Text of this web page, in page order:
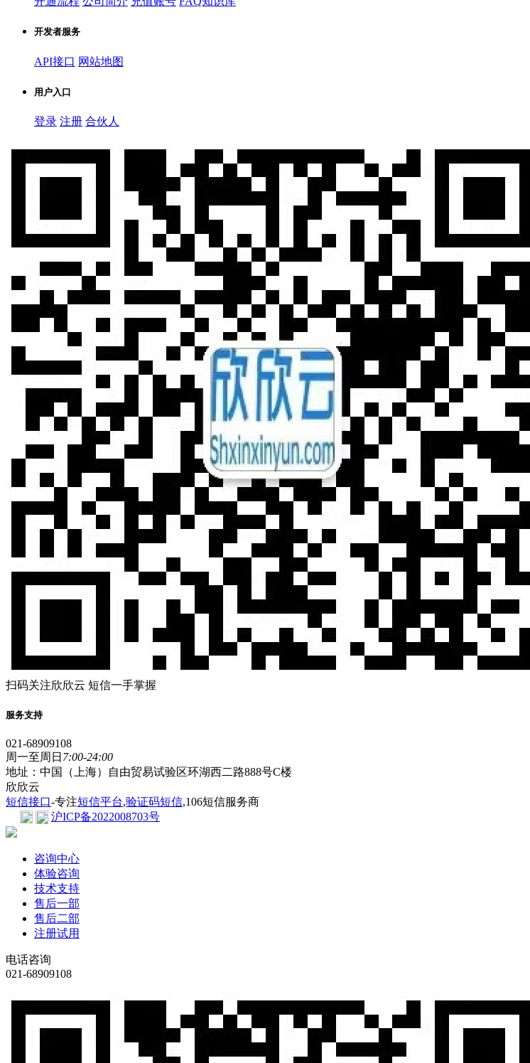
开发者服务
API接口 网站地图
用户入口
登录 注册 合伙人
扫码关注欣欣云 短信一手掌握
服务支持
021-68909108
周一至周日 7:00-24:00
地址：中国（上海）自由贸易试验区环湖西二路888号C楼
欣欣云
短信接口-专注短信平台,验证码短信,106短信服务商
沪ICP备2022008703号
咨询中心
体验咨询
技术支持
售后一部
售后二部
注册试用
电话咨询
021-68909108